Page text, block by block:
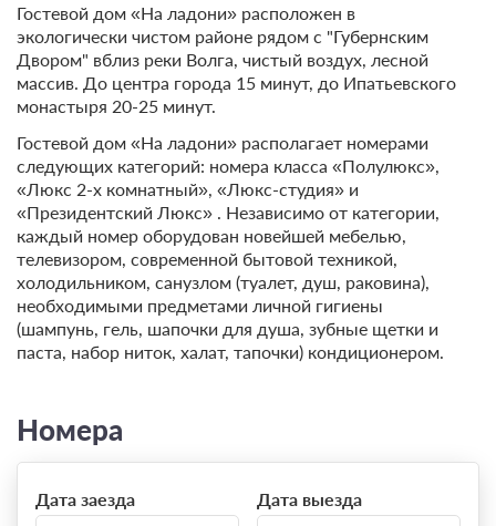
Гостевой дом «На ладони» расположен в
экологически чистом районе рядом с "Губернским
Двором" вблиз реки Волга, чистый воздух, лесной
массив. До центра города 15 минут, до Ипатьевского
монастыря 20-25 минут.
Гостевой дом «На ладони» располагает номерами
следующих категорий: номера класса «Полулюкс»,
«Люкс 2-х комнатный», «Люкс-студия» и
«Президентский Люкс» . Независимо от категории,
каждый номер оборудован новейшей мебелью,
телевизором, современной бытовой техникой,
холодильником, санузлом (туалет, душ, раковина),
необходимыми предметами личной гигиены
(шампунь, гель, шапочки для душа, зубные щетки и
паста, набор ниток, халат, тапочки) кондиционером.
Номера
Дата заезда Дата выезда